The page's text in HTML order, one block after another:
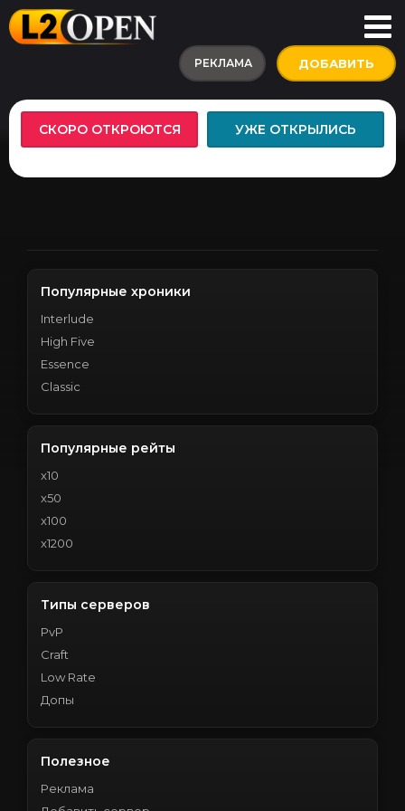
РЕКЛАМА ДОБАВИТЬ
СКОРО ОТКРОЮТСЯ УЖЕ ОТКРЫЛИСЬ
Популярные хроники
Interlude
High Five
Essence
Classic
Популярные рейты
x10
x50
x100
x1200
Типы серверов
PvP
Craft
Low Rate
Допы
Полезное
Реклама